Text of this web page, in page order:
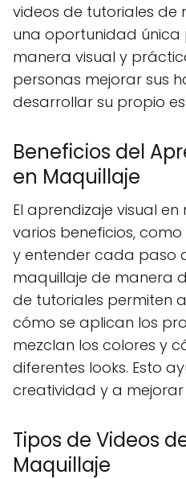
videos de tutoriales de
una oportunidad
manera visual y
personas mejorar sus
desarrollar su propio
Beneficios del
en Maquillaje
El aprendizaje visual
varios beneficios,
y entender cada paso
maquillaje de manera
de tutoriales permiten
cómo se aplican los
mezclan los colores y
diferentes looks. Esto
creatividad y a
Tipos de Videos
Maquillaje